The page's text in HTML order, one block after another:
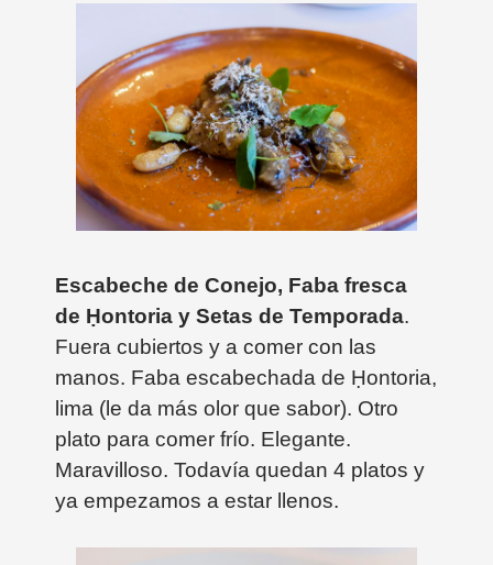
Escabeche de Conejo, Faba fresca
de Ḥontoria y Setas de Temporada.
Fuera cubiertos y a comer con las
manos. Faba escabechada de Ḥontoria,
lima (le da más olor que sabor). Otro
plato para comer frío. Elegante.
Maravilloso. Todavía quedan 4 platos y
ya empezamos a estar llenos.